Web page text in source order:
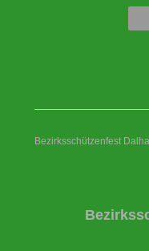
Bezirksschützenfest